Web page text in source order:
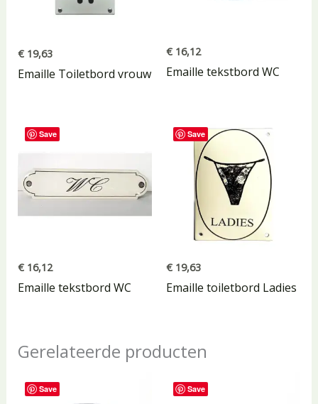
€19,63
Emaille Toiletbord vrouw
€ 16,12
Emaille tekstbord WC
Save
€16,12
Emaille tekstbord WC
Save
€ 19,63
Emaille toiletbord Ladies
Gerelateerde producten
Save Save